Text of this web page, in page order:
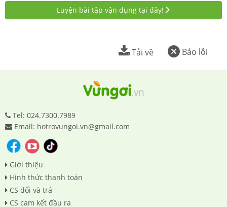
Luyện bài tập vận dụng tại đây!
Báo lỗi
Tải về
Tel: 024.7300.7989
Email: hotrovungoi.vn@gmail.com
Giới thiệu
Hình thức thanh toán
CS đổi và trả
CS cam kết đầu ra